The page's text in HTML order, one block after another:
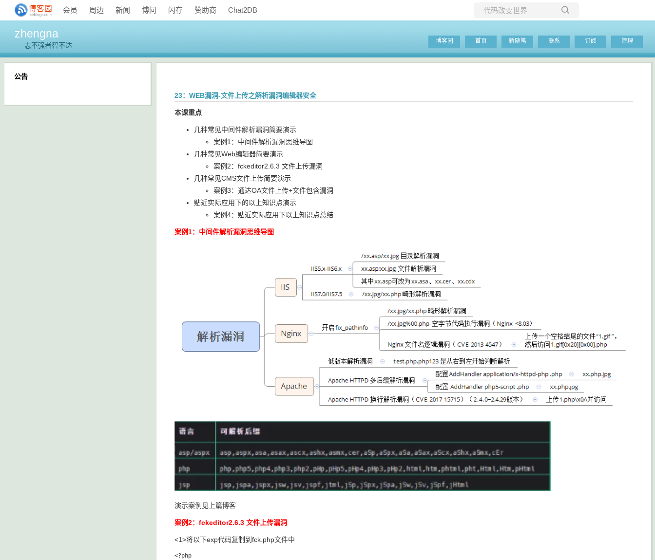
会员 周边 新闻 博问 闪存 赞助商 Chat2DB
当前博客
zhengna
志不强者智不达
博客园 首页 新随笔 联系 订阅 管理
23：WEB漏洞-文件上传之解析漏洞编辑器安全
本课重点
几种常见中间件解析漏洞简要演示
案例1：中间件解析漏洞思维导图
几种常见Web编辑器简要演示
案例2：fckeditor2.6.3 文件上传漏洞
几种常见CMS文件上传简要演示
案例3：通达OA文件上传+文件包含漏洞
贴近实际应用下的以上知识点演示
案例4：贴近实际应用下以上知识点总结
案例1：中间件解析漏洞思维导图
演示案例见上篇博客
案例2：fckeditor2.6.3 文件上传漏洞
<1>将以下exp代码复制到fck.php文件中
<?php
公告